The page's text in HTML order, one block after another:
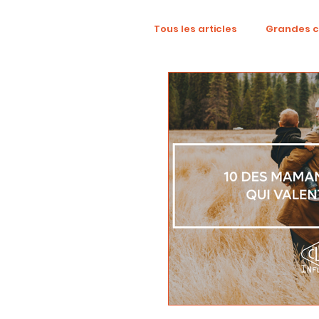
Tous les articles Grandes
TikTok Mode
Revue créative
localisation
Collaboration Alcool